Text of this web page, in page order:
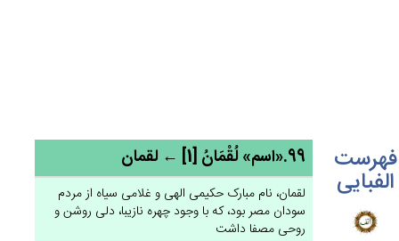
فهرست
الفبایی
99.«اسم» لُقْمَان‌ُ [1] ← لقمان
لقمان، نام مبارک حکیمی الهی و غلامى سياه از مردم
سودان مصر بود، که با وجود چهره نازيبا، دلى روشن و
روحى مصفا داشت‏